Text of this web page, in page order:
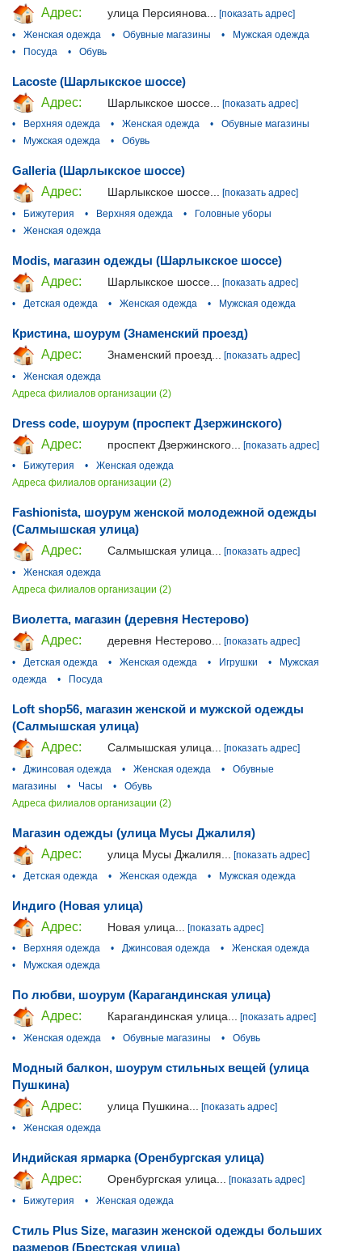
Адрес:
улица Персиянова...
[показать адрес]
•
Женская одежда • Обувные магазины •
Мужская одежда
•
Посуда • Обувь
Lacoste (Шарлыкское шоссе)
Адрес:
Шарлыкское шоссе...
[показать адрес]
•
Верхняя одежда • Женская одежда •
Обувные магазины
•
Мужская одежда • Обувь
Galleria (Шарлыкское шоссе)
Адрес:
Шарлыкское шоссе... [показать адрес]
•
Бижутерия • Верхняя одежда •
Головные уборы
•
Женская одежда
Modis, магазин одежды (Шарлыкское шоссе)
Адрес:
Шарлыкское шоссе...
[показать адрес]
•
Детская одежда • Женская одежда • Мужская одежда
Кристина, шоурум (Знаменский проезд)
Адрес:
Знаменский проезд...
[показать адрес]
•
Женская одежда
Адреса филиалов организации (2)
Dress сode, шоурум (проспект Дзержинского)
Адрес:
проспект Дзержинского...
[показать адрес]
•
Бижутерия •
Женская одежда
Адреса филиалов организации (2)
Fashionista, шоурум женской молодежной одежды
(Салмышская улица)
Адрес:
Салмышская улица... [показать адрес]
•
Женская одежда
Адреса филиалов организации (2)
Виолетта, магазин (деревня Нестерово)
Адрес:
деревня Нестерово... [показать адрес]
•
Детская одежда • Женская одежда • Игрушки •
Мужская
одежда
• Посуда
Loft shop56, магазин женской и мужской одежды
(Салмышская улица)
Адрес:
Салмышская улица...
[показать адрес]
•
Джинсовая одежда • Женская одежда •
Обувные
магазины
• Часы •
Обувь
Адреса филиалов организации (2)
Магазин одежды (улица Мусы Джалиля)
Адрес:
улица Мусы Джалиля...
[показать адрес]
•
Детская одежда • Женская одежда • Мужская одежда
Индиго (Новая улица)
Адрес:
Новая улица...
[показать адрес]
•
Верхняя одежда • Джинсовая одежда •
Женская одежда
•
Мужская одежда
По любви, шоурум (Карагандинская улица)
Адрес:
Карагандинская улица... [показать адрес]
•
Женская одежда • Обувные магазины • Обувь
Модный балкон, шоурум стильных вещей (улица
Пушкина)
Адрес:
улица Пушкина...
[показать адрес]
•
Женская одежда
Индийская ярмарка (Оренбургская улица)
Адрес:
Оренбургская улица...
[показать адрес]
•
Бижутерия • Женская одежда
Стиль Plus Size, магазин женской одежды больших
размеров (Брестская улица)